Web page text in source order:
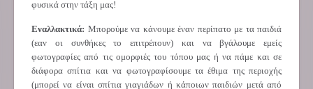
φυσικά στην τάξη μας!
Εναλλακτικά: Μπορούμε να κάνουμε έναν περίπατο με τα παιδιά
(εαν οι συνθήκες το επιτρέπουν) και να βγάλουμε εμείς
φωτογραφίες από τις ομορφιές του τόπου μας ή να πάμε και σε
διάφορα σπίτια και να φωτογραφίσουμε τα έθιμα της περιοχής
(μπορεί να είναι σπίτια γιαγιάδων ή κάποιων παιδιών μετά από